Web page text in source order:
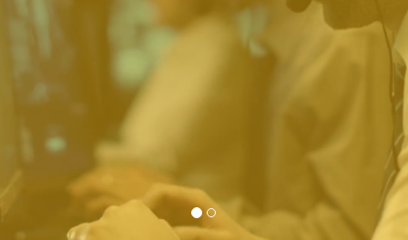
Visszahívást kérek